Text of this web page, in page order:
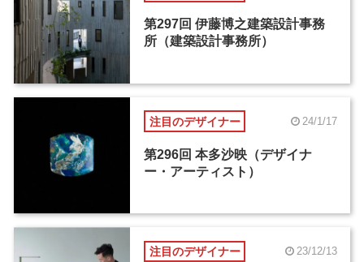
第297回 伊藤博之建築設計事務
所（建築設計事務所）
注目のデザイナー 24/1/17
第296回 本多沙映（デザイナ
ー・アーティスト）
注目のデザイナー 23/12/13